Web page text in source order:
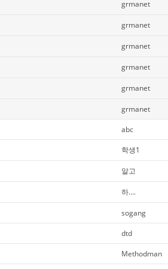
grmanet
grmanet
grmanet
grmanet
grmanet
grmanet
abc
학생1
알고
하....
sogang
dtd
Methodman